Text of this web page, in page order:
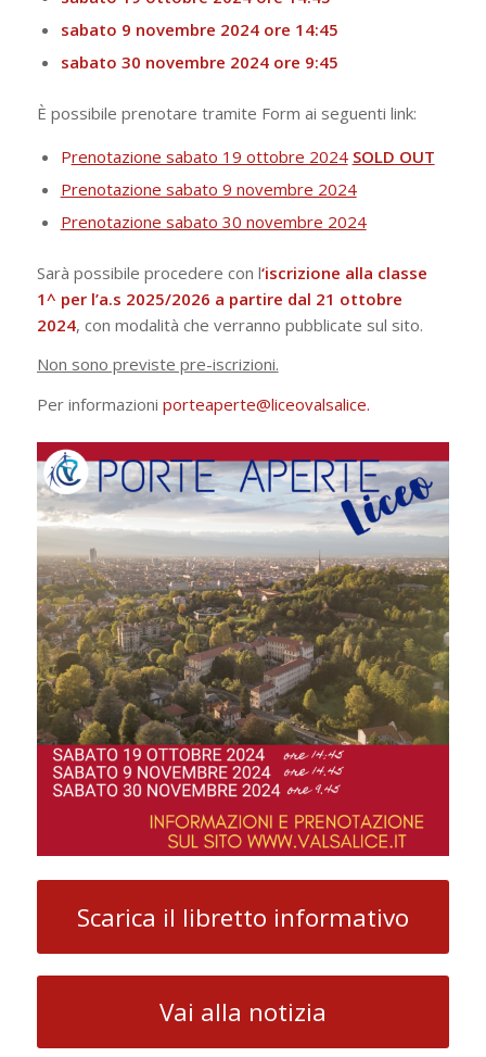
sabato 9 novembre 2024 ore 14:45
sabato 30 novembre 2024 ore 9:45
È possibile prenotare tramite Form ai seguenti link:
Prenotazione sabato 19 ottobre 2024 SOLD OUT
Prenotazione sabato 9 novembre 2024
Prenotazione sabato 30 novembre 2024
Sarà possibile procedere con l‘iscrizione alla classe
1^ per l’a.s 2025/2026 a partire dal 21 ottobre
2024, con modalità che verranno pubblicate sul sito.
Non sono previste pre-iscrizioni.
Per informazioni porteaperte@liceovalsalice.
Scarica il libretto informativo
Vai alla notizia